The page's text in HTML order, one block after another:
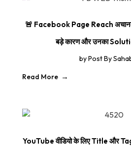
🚨 Facebook Page Reach अचानक
बड़े कारण और उनका
byPost By
Read More
YouTube वीडियो के लिए Title और